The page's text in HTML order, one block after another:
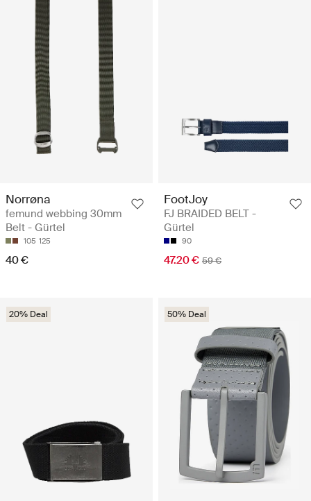
Norrøna
femund webbing 30mm
Belt - Gürtel
105 125
40 €
FootJoy
FJ BRAIDED BELT -
Gürtel
90
47.20 € 59 €
20% Deal 50% Deal